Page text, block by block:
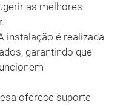
as melhores
instalação é realizada
garantindo que
oferece suporte